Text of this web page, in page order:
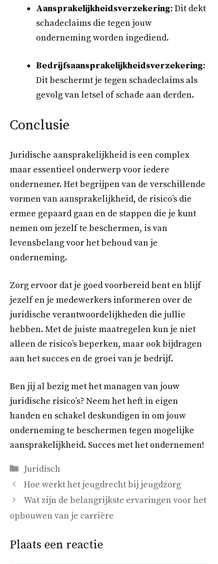
Aansprakelijkheidsverzekering: Dit dekt
schadeclaims die tegen jouw
onderneming worden ingediend.
Bedrijfsaansprakelijkheidsverzekering:
Dit beschermt je tegen schadeclaims als
gevolg van letsel of schade aan derden.
Conclusie
Juridische aansprakelijkheid is een complex
maar essentieel onderwerp voor iedere
ondernemer. Het begrijpen van de verschillende
vormen van aansprakelijkheid, de risico’s die
ermee gepaard gaan en de stappen die je kunt
nemen om jezelf te beschermen, is van
levensbelang voor het behoud van je
onderneming.
Zorg ervoor dat je goed voorbereid bent en blijf
jezelf en je medewerkers informeren over de
juridische verantwoordelijkheden die jullie
hebben. Met de juiste maatregelen kun je niet
alleen de risico’s beperken, maar ook bijdragen
aan het succes en de groei van je bedrijf.
Ben jij al bezig met het managen van jouw
juridische risico’s? Neem het heft in eigen
handen en schakel deskundigen in om jouw
onderneming te beschermen tegen mogelijke
aansprakelijkheid. Succes met het ondernemen!
Categorieën
Juridisch
Hoe werkt het jeugdrecht bij jeugdzorg
Wat zijn de belangrijkste ervaringen voor het
opbouwen van je carrière
Plaats een reactie